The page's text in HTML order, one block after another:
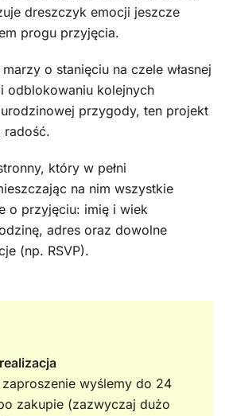
dreszczyk emocji jeszcze
progu przyjęcia.
o stanięciu na czele własnej
odblokowaniu kolejnych
przygody, ten projekt
radość.
który w pełni
na nim wszystkie
o przyjęciu: imię i wiek
adres oraz dowolne
(np. RSVP).
wyślemy do 24
zakupie (zazwyczaj dużo